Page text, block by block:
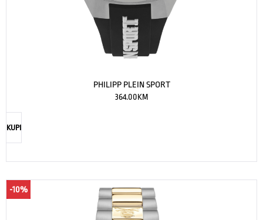
PHILIPP PLEIN SPORT
364.00KM
KUPI
-10%